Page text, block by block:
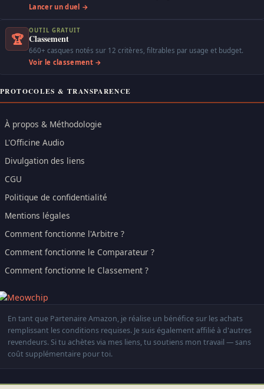
Lancer un duel →
🏆
OUTIL GRATUIT
Classement
660+ casques notés sur 12 critères, filtrables par usage et budget.
Voir le classement →
PROTOCOLES & TRANSPARENCE
À propos & Méthodologie
L'Officine Audio
Divulgation des liens
CGU
Politique de confidentialité
Mentions légales
Comment fonctionne l'Arbitre ?
Comment fonctionne le Comparateur ?
Comment fonctionne le Classement ?
En tant que Partenaire Amazon, je réalise un bénéfice sur les achats
remplissant les conditions requises. Je suis également affilié à d'autres
revendeurs. Si tu achètes via mes liens, tu soutiens mon travail — sans
coût supplémentaire pour toi.